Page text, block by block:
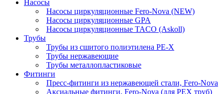
Насосы
Насосы циркуляционные Fero-Nova (NEW)
Насосы циркуляционные GPA
Насосы циркуляционные TACO (Askoll)
Трубы
Трубы из сшитого полиэтилена PE-X
Трубы нержавеющие
Трубы металлопластиковые
Фитинги
Пресс-фитинги из нержавеющей стали, Fero-Nova
Аксиальные фитинги, Fero-Nova (для PEX труб)